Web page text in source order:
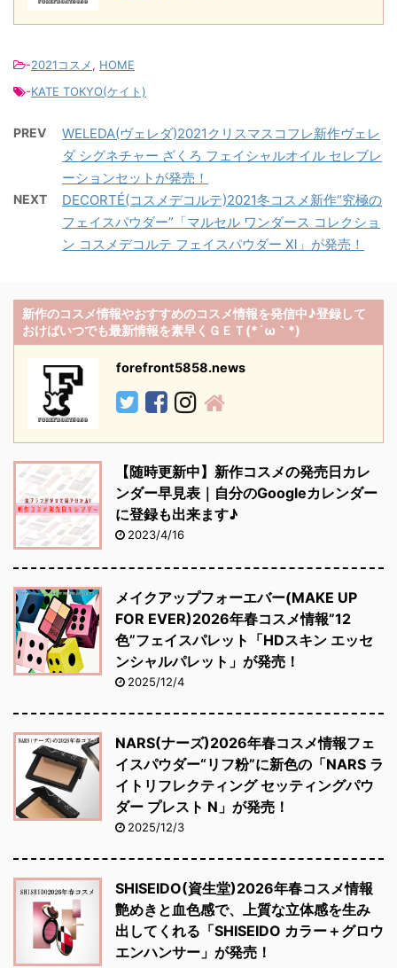
-2021コスメ, HOME
-KATE TOKYO(ケイト)
PREV
WELEDA(ヴェレダ)2021クリスマスコフレ新作ヴェレ
ダ シグネチャー ざくろ フェイシャルオイル セレブレ
ーションセットが発売！
NEXT
DECORTÉ(コスメデコルテ)2021冬コスメ新作“究極の
フェイスパウダー”「マルセル ワンダース コレクショ
ン コスメデコルテ フェイスパウダー Ⅺ」が発売！
新作のコスメ情報やおすすめのコスメ情報を発信中♪登録して
おけばいつでも最新情報を素早くＧＥＴ(*´ω｀*)
forefront5858.news
【随時更新中】新作コスメの発売日カレ
ンダー早見表｜自分のGoogleカレンダー
に登録も出来ます♪
2023/4/16
メイクアップフォーエバー(MAKE UP
FOR EVER)2026年春コスメ情報”12
色”フェイスパレット「HDスキン エッセ
ンシャルパレット」が発売！
2025/12/4
NARS(ナーズ)2026年春コスメ情報フェ
イスパウダー“リフ粉”に新色の「NARS ラ
イトリフレクティング セッティングパウ
ダー プレスト N」が発売！
2025/12/3
SHISEIDO(資生堂)2026年春コスメ情報
艶めきと血色感で、上質な立体感を生み
出してくれる「SHISEIDO カラー＋グロウ
エンハンサー」が発売！